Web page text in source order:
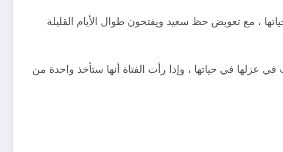
، مع تعويض حظ سعيد ويفتحون طوال الأيام القليلة
عزلها في حياتها ، وإذا رأت الفتاة أنها ستأخذ واحدة من